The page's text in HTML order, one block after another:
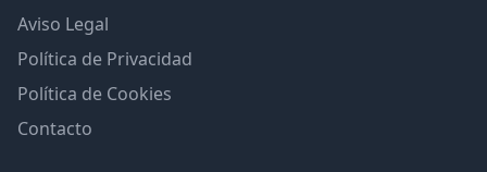
Aviso Legal
Política de Privacidad
Política de Cookies
Contacto